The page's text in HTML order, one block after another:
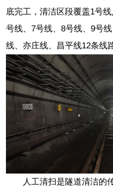
底完工，清洁区段覆盖1号
号线、7号线、8号线、9号
线、亦庄线、昌平线12条线
人工清扫是隧道清洁的